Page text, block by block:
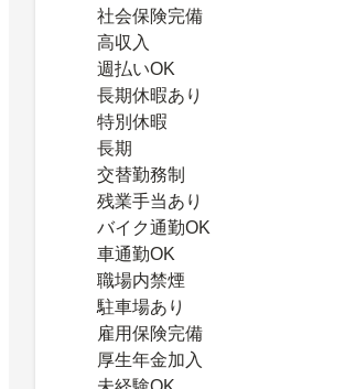
社会保険完備
高収入
週払いOK
長期休暇あり
特別休暇
長期
交替勤務制
残業手当あり
バイク通勤OK
車通勤OK
職場内禁煙
駐車場あり
雇用保険完備
厚生年金加入